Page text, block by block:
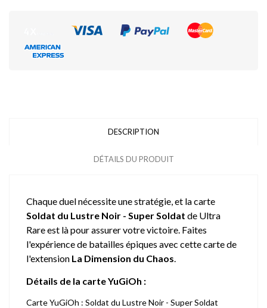
DESCRIPTION
DÉTAILS DU PRODUIT
Chaque duel nécessite une stratégie, et la carte
Soldat du Lustre Noir - Super Soldat de Ultra
Rare est là pour assurer votre victoire. Faites
l'expérience de batailles épiques avec cette carte de
l'extension La Dimension du Chaos.
Détails de la carte YuGiOh :
Carte YuGiOh : Soldat du Lustre Noir - Super Soldat